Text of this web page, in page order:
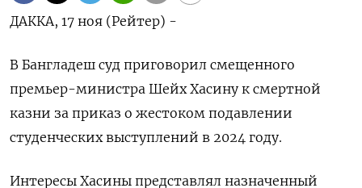
ДАККА, 17 ноя (Рейтер) -
В Бангладеш суд приговорил смещенного
премьер-министра Шейх Хасину к смертной
казни за приказ о жестоком подавлении
студенческих выступлений в 2024 году.
Интересы Хасины представлял назначенный